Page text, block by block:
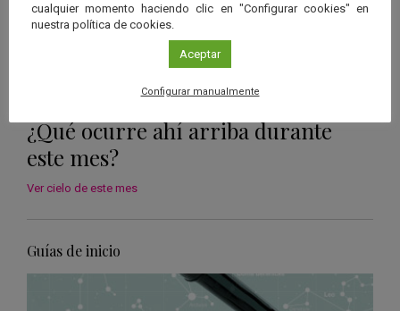
¿Qué ocurre ahí arriba durante
este mes?
Ver cielo de este mes
Guías de inicio
cualquier momento haciendo clic en "Configurar cookies" en
nuestra política de cookies.
Aceptar
Configurar manualmente